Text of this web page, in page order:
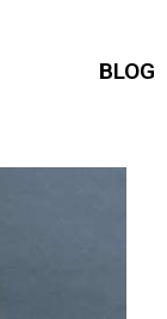
BLOG